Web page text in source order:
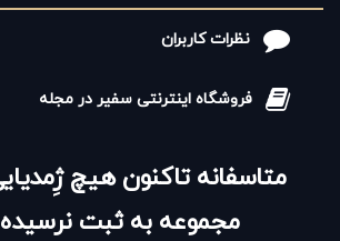
نظرات کاربران
فروشگاه اینترنتی سفیر در مجله
متاسفانه تاکنون هیچ
مجموعه به ثبت